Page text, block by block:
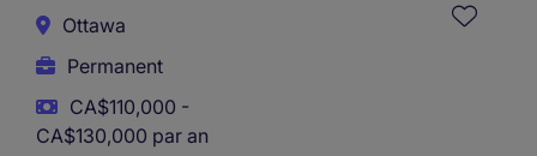
Ottawa
Permanent
CA$110,000 -
CA$130,000 par an